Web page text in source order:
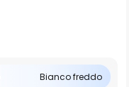
Bianco freddo